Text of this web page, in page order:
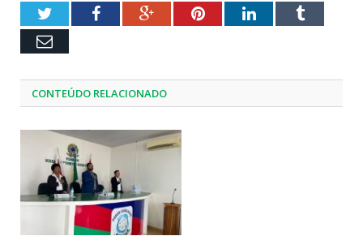
TwitterFacebookGoogle+PinterestLinkedInTumblr
Email
CONTEÚDO RELACIONADO